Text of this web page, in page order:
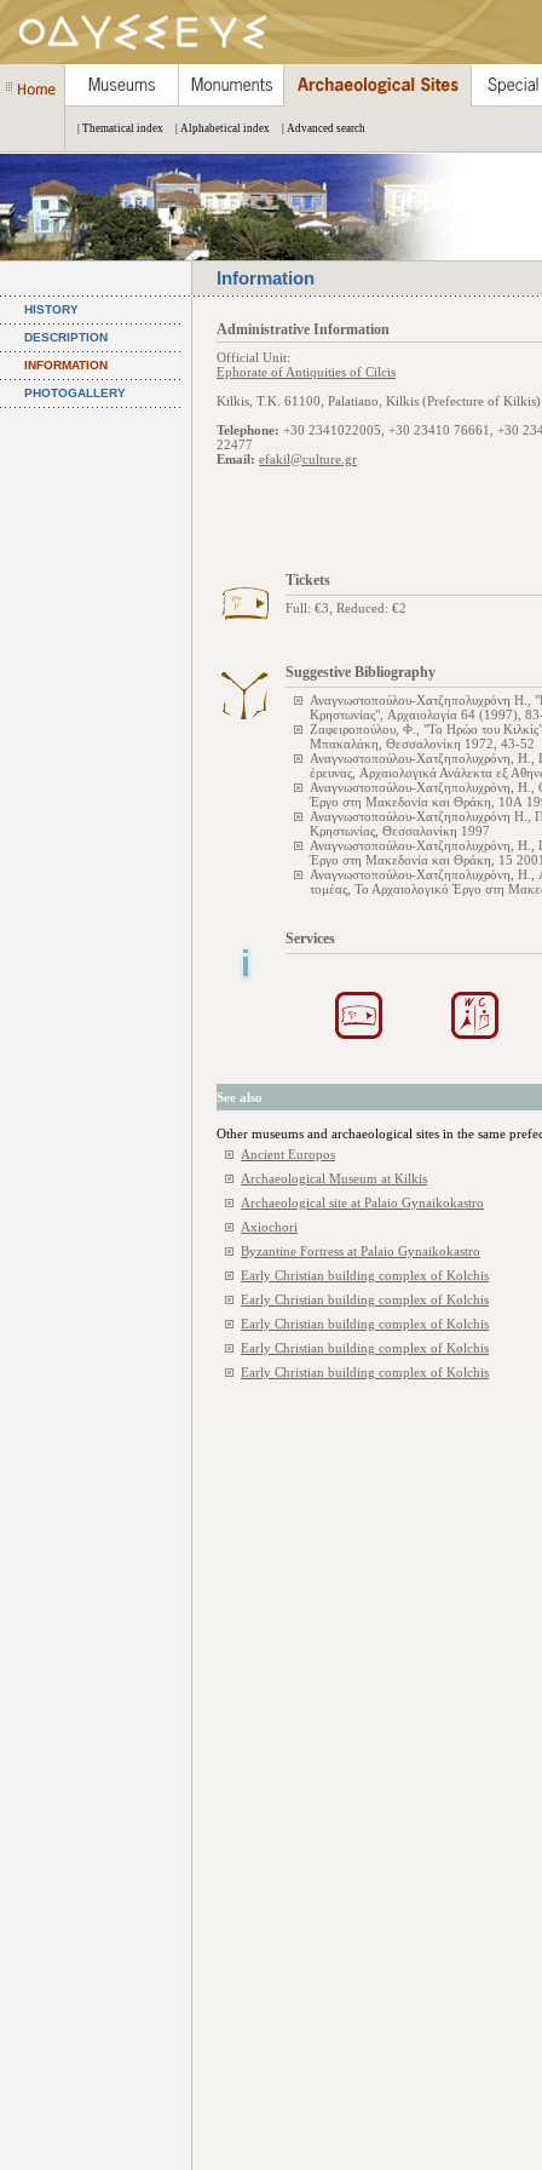
| Thematical index | Alphabetical index | Advanced search
Information
HISTORY
DESCRIPTION
INFORMATION
PHOTOGALLERY
Administrative Information
Official Unit:
Ephorate of Antiquities of Cilcis
Kilkis, Τ.Κ. 61100, Palatiano, Kilkis (Prefecture of Kilkis)
Telephone: +30 2341022005, +30 23410 76661, +30
22477
Email: efakil@culture.gr
Tickets
Full: €3, Reduced: €2
Suggestive Bibliography
Αναγνωστοπούλου-Xατζηπολυχρόνη Η.,
Kρηστωνίας", Αρχαιολογία 64 (1997),
Ζαφειροπούλου, Φ., "Το Ηρώο του
Μπακαλάκη, Θεσσαλονίκη 1972, 43-52
Αναγνωστοπούλου-Χατζηπολυχρόνη, Η.,
έρευνας, Αρχαιολογικά Ανάλεκτα εξ
Αναγνωστοπούλου-Χατζηπολυχρόνη, Η.,
Έργο στη Μακεδονία και Θράκη, 10Α
Αναγνωστοπούλου-Xατζηπολυχρόνη Η.,
Κρηστωνίας, Θεσσαλονίκη 1997
Αναγνωστοπούλου-Χατζηπολυχρόνη, Η.,
Έργο στη Μακεδονία και Θράκη, 15
Αναγνωστοπούλου-Χατζηπολυχρόνη, Η.,
τομέας, Το Αρχαιολογικό Έργο στη
Services
See also
Other museums and archaeological sites in the same
Ancient Europos
Archaeological Museum at Kilkis
Archaeological site at Palaio Gynaikokastro
Axiochori
Byzantine Fortress at Palaio Gynaikokastro
Early Christian building complex of Kolchis
Early Christian building complex of Kolchis
Early Christian building complex of Kolchis
Early Christian building complex of Kolchis
Early Christian building complex of Kolchis